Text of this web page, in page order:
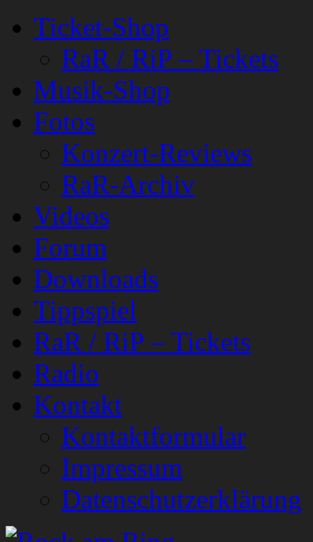
Ticket-Shop
RaR / RiP – Tickets
Musik-Shop
Fotos
Konzert-Reviews
RaR-Archiv
Videos
Forum
Downloads
Tippspiel
RaR / RiP – Tickets
Radio
Kontakt
Kontaktformular
Impressum
Datenschutzerklärung